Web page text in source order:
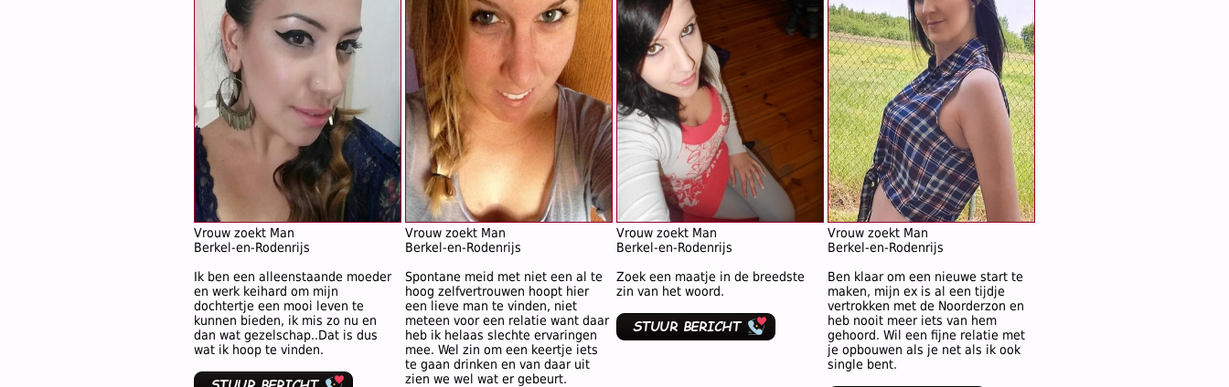
Vrouw zoekt Man
Berkel-en-Rodenrijs
Ik ben een alleenstaande moeder
en werk keihard om mijn
dochtertje een mooi leven te
kunnen bieden, ik mis zo nu en
dan wat gezelschap..Dat is dus
wat ik hoop te vinden.
Vrouw zoekt Man
Berkel-en-Rodenrijs
Spontane meid met niet een al te
hoog zelfvertrouwen hoopt hier
een lieve man te vinden, niet
meteen voor een relatie want daar
heb ik helaas slechte ervaringen
mee. Wel zin om een keertje iets
te gaan drinken en van daar uit
zien we wel wat er gebeurt.
Vrouw zoekt Man
Berkel-en-Rodenrijs
Zoek een maatje in de breedste
zin van het woord.
Vrouw zoekt Man
Berkel-en-Rodenrijs
Ben klaar om een nieuwe start te
maken, mijn ex is al een tijdje
vertrokken met de Noorderzon en
heb nooit meer iets van hem
gehoord. Wil een fijne relatie met
je opbouwen als je net als ik ook
single bent.